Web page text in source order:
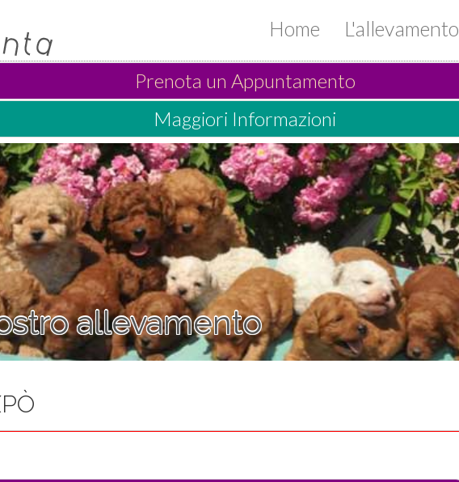
Home L'allevamento
Prenota un Appuntamento
Maggiori Informazioni
allevamento